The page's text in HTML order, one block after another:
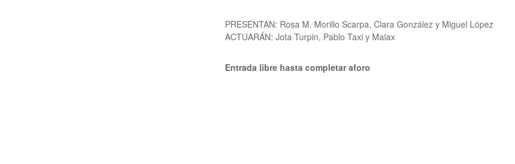
PRESENTAN: Rosa M. Morillo Scarpa, Clara González y Miguel López
ACTUARÁN: Jota Turpin, Pablo Taxi y Malax
Entrada libre hasta completar aforo